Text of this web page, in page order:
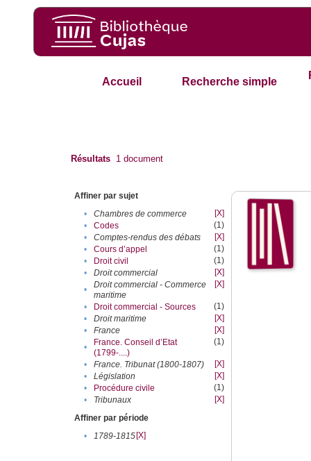
Accueil Recherche simple
Résultats 1 document
Affiner par sujet
•
Chambres de commerce
[X]
•
Codes
(1)
•
Comptes-rendus des débats
[X]
•
Cours d’appel
(1)
•
Droit civil
(1)
•
Droit commercial
[X]
•
Droit commercial - Commerce
maritime
[X]
• Droit commercial - Sources
(1)
•
Droit maritime
[X]
•
France
[X]
•
France. Conseil d’Etat
(1799-....)
(1)
• France. Tribunat (1800-1807)
[X]
•
Législation
[X]
•
Procédure civile
(1)
•
Tribunaux
[X]
Affiner par période
•
1789-1815[X]